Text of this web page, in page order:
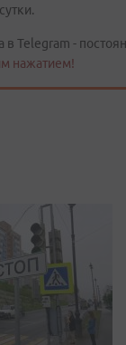
в Telegram -
нажатием!